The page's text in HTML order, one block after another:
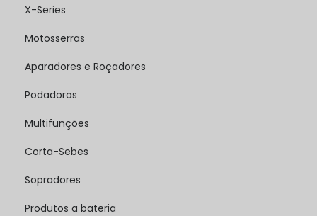
X-Series
Motosserras
Aparadores e Roçadores
Podadoras
Multifunções
Corta-Sebes
Sopradores
Produtos a bateria